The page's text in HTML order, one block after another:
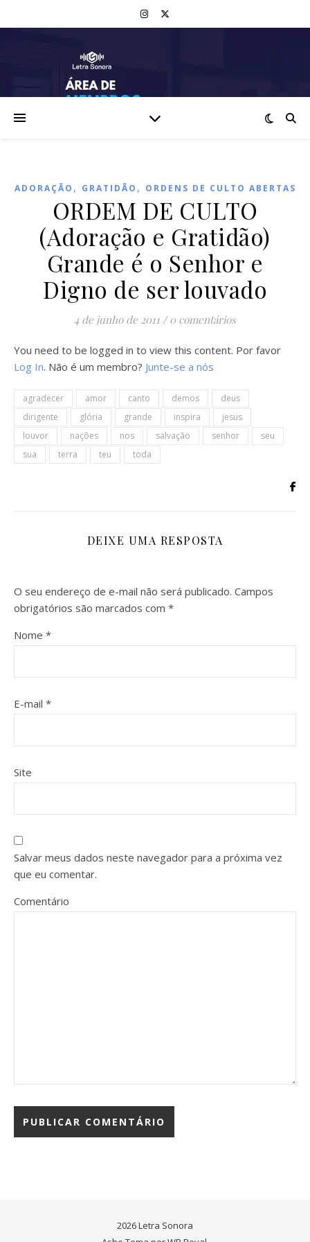
ADORAÇÃO , GRATIDÃO , ORDENS DE CULTO ABERTAS
ORDEM DE CULTO
(Adoração e Gratidão)
Grande é o Senhor e
Digno de ser louvado
4 de junho de 2011 / 0 comentários
You need to be logged in to view this content. Por favor
Log In. Não é um membro? Junte-se a nós
agradecer amor canto demos
deus
dirigente
glória grande inspira
jesus
louvor
nações nos salvação senhor
seu
sua
terra teu toda
DEIXE UMA RESPOSTA
O seu endereço de e-mail não será publicado. Campos
obrigatórios são marcados com *
Nome *
E-mail *
Site
Salvar meus dados neste navegador para a próxima vez
que eu comentar.
Comentário
2026 Letra Sonora